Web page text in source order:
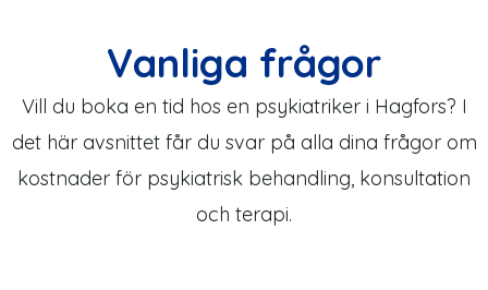
Vanliga frågor
Vill du boka en tid hos en psykiatriker i Hagfors? I
det här avsnittet får du svar på alla dina frågor om
kostnader för psykiatrisk behandling, konsultation
och terapi.